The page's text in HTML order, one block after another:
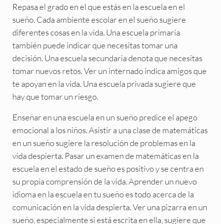
Repasa el grado en el que estás en la escuela en el
sueño. Cada ambiente escolar en el sueño sugiere
diferentes cosas en la vida. Una escuela primaria
también puede indicar que necesitas tomar una
decisión. Una escuela secundaria denota que necesitas
tomar nuevos retos. Ver un internado indica amigos que
te apoyan en la vida. Una escuela privada sugiere que
hay que tomar un riesgo.
Enseñar en una escuela en un sueño predice el apego
emocional a los niños. Asistir a una clase de matemáticas
en un sueño sugiere la resolución de problemas en la
vida despierta. Pasar un examen de matemáticas en la
escuela en el estado de sueño es positivo y se centra en
su propia comprensión de la vida. Aprender un nuevo
idioma en la escuela en tu sueño es todo acerca de la
comunicación en la vida despierta. Ver una pizarra en un
sueño, especialmente si está escrita en ella, sugiere que